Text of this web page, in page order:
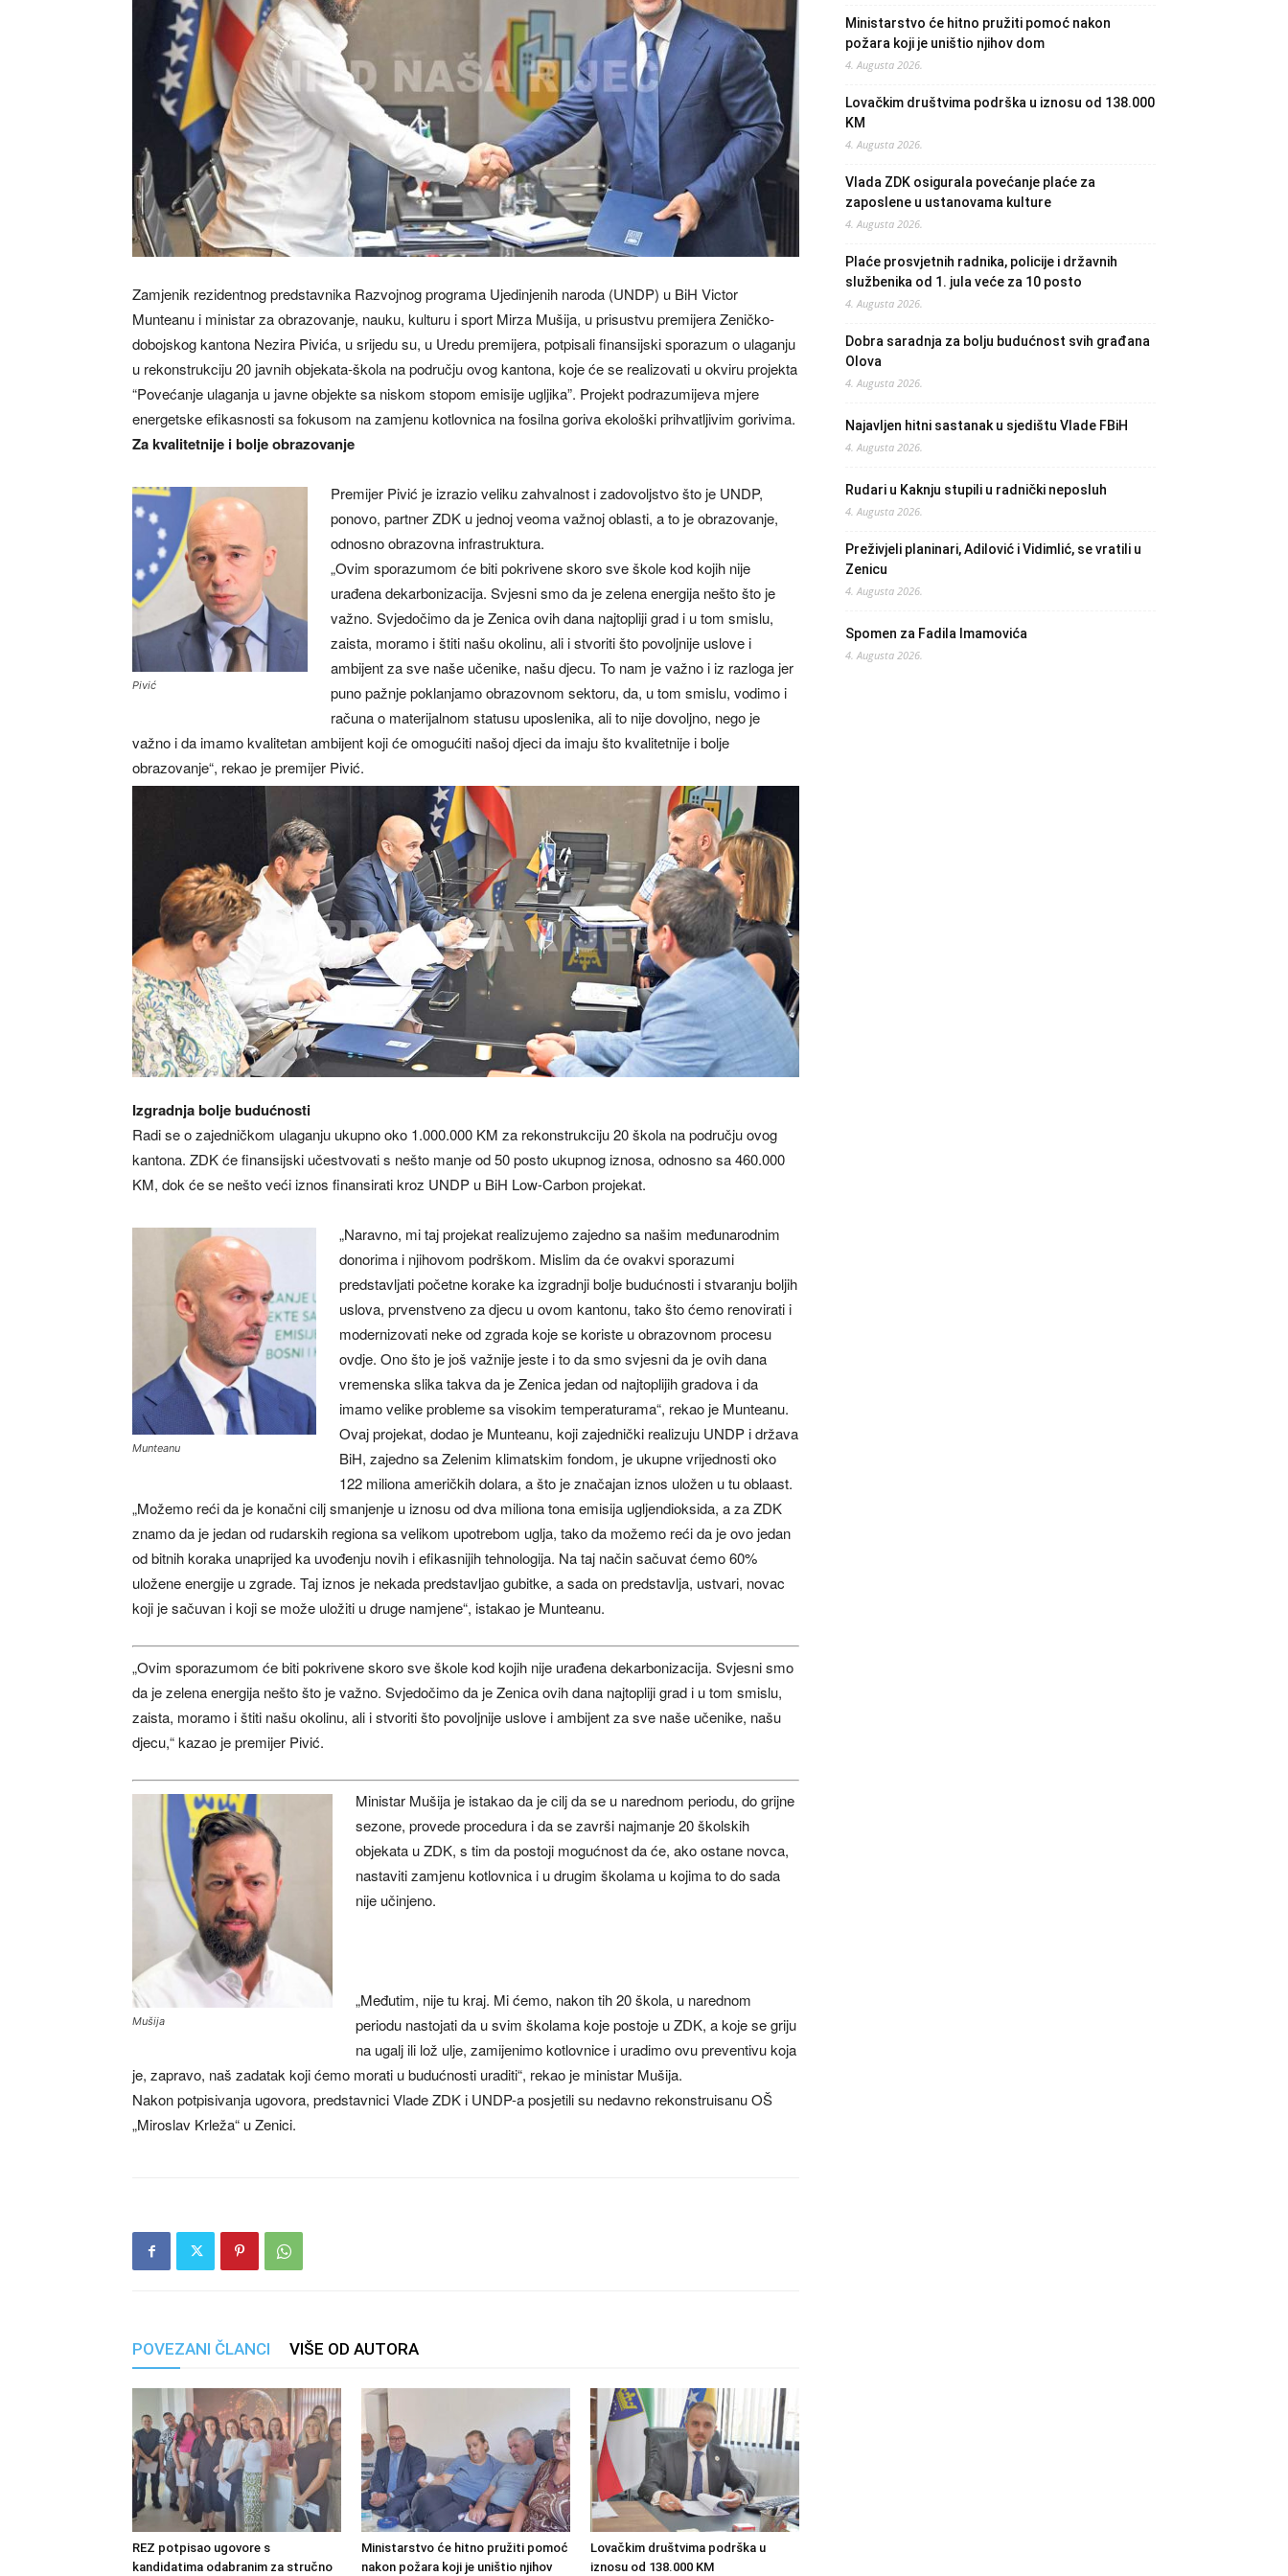
Zamjenik rezidentnog predstavnika Razvojnog programa Ujedinjenih naroda (UNDP) u BiH Victor
Munteanu i ministar za obrazovanje, nauku, kulturu i sport Mirza Mušija, u prisustvu premijera Zeničko-
dobojskog kantona Nezira Pivića, u srijedu su, u Uredu premijera, potpisali finansijski sporazum o ulaganju
u rekonstrukciju 20 javnih objekata-škola na području ovog kantona, koje će se realizovati u okviru projekta
“Povećanje ulaganja u javne objekte sa niskom stopom emisije ugljika”. Projekt podrazumijeva mjere
energetske efikasnosti sa fokusom na zamjenu kotlovnica na fosilna goriva ekološki prihvatljivim gorivima.
Za kvalitetnije i bolje obrazovanje
Pivić
Premijer Pivić je izrazio veliku zahvalnost i zadovoljstvo što je UNDP,
ponovo, partner ZDK u jednoj veoma važnoj oblasti, a to je obrazovanje,
odnosno obrazovna infrastruktura.
„Ovim sporazumom će biti pokrivene skoro sve škole kod kojih nije
urađena dekarbonizacija. Svjesni smo da je zelena energija nešto što je
važno. Svjedočimo da je Zenica ovih dana najtopliji grad i u tom smislu,
zaista, moramo i štiti našu okolinu, ali i stvoriti što povoljnije uslove i
ambijent za sve naše učenike, našu djecu. To nam je važno i iz razloga jer
puno pažnje poklanjamo obrazovnom sektoru, da, u tom smislu, vodimo i
računa o materijalnom statusu uposlenika, ali to nije dovoljno, nego je
važno i da imamo kvalitetan ambijent koji će omogućiti našoj djeci da imaju što kvalitetnije i bolje
obrazovanje“, rekao je premijer Pivić.
Izgradnja bolje budućnosti
Radi se o zajedničkom ulaganju ukupno oko 1.000.000 KM za rekonstrukciju 20 škola na području ovog
kantona. ZDK će finansijski učestvovati s nešto manje od 50 posto ukupnog iznosa, odnosno sa 460.000
KM, dok će se nešto veći iznos finansirati kroz UNDP u BiH Low-Carbon projekat.
Munteanu
„Naravno, mi taj projekat realizujemo zajedno sa našim međunarodnim
donorima i njihovom podrškom. Mislim da će ovakvi sporazumi
predstavljati početne korake ka izgradnji bolje budućnosti i stvaranju boljih
uslova, prvenstveno za djecu u ovom kantonu, tako što ćemo renovirati i
modernizovati neke od zgrada koje se koriste u obrazovnom procesu
ovdje. Ono što je još važnije jeste i to da smo svjesni da je ovih dana
vremenska slika takva da je Zenica jedan od najtoplijih gradova i da
imamo velike probleme sa visokim temperaturama“, rekao je Munteanu.
Ovaj projekat, dodao je Munteanu, koji zajednički realizuju UNDP i država
BiH, zajedno sa Zelenim klimatskim fondom, je ukupne vrijednosti oko
122 miliona američkih dolara, a što je značajan iznos uložen u tu oblaast.
„Možemo reći da je konačni cilj smanjenje u iznosu od dva miliona tona emisija ugljendioksida, a za ZDK
znamo da je jedan od rudarskih regiona sa velikom upotrebom uglja, tako da možemo reći da je ovo jedan
od bitnih koraka unaprijed ka uvođenju novih i efikasnijih tehnologija. Na taj način sačuvat ćemo 60%
uložene energije u zgrade. Taj iznos je nekada predstavljao gubitke, a sada on predstavlja, ustvari, novac
koji je sačuvan i koji se može uložiti u druge namjene“, istakao je Munteanu.
„Ovim sporazumom će biti pokrivene skoro sve škole kod kojih nije urađena dekarbonizacija. Svjesni smo
da je zelena energija nešto što je važno. Svjedočimo da je Zenica ovih dana najtopliji grad i u tom smislu,
zaista, moramo i štiti našu okolinu, ali i stvoriti što povoljnije uslove i ambijent za sve naše učenike, našu
djecu,“ kazao je premijer Pivić.
Mušija
Ministar Mušija je istakao da je cilj da se u narednom periodu, do grijne
sezone, provede procedura i da se završi najmanje 20 školskih
objekata u ZDK, s tim da postoji mogućnost da će, ako ostane novca,
nastaviti zamjenu kotlovnica i u drugim školama u kojima to do sada
nije učinjeno.
„Međutim, nije tu kraj. Mi ćemo, nakon tih 20 škola, u narednom
periodu nastojati da u svim školama koje postoje u ZDK, a koje se griju
na ugalj ili lož ulje, zamijenimo kotlovnice i uradimo ovu preventivu koja
je, zapravo, naš zadatak koji ćemo morati u budućnosti uraditi“, rekao je ministar Mušija.
Nakon potpisivanja ugovora, predstavnici Vlade ZDK i UNDP-a posjetili su nedavno rekonstruisanu OŠ
„Miroslav Krleža“ u Zenici.
POVEZANI ČLANCI VIŠE OD AUTORA
REZ potpisao ugovore s
kandidatima odabranim za stručno
Ministarstvo će hitno pružiti pomoć
nakon požara koji je uništio njihov
Lovačkim društvima podrška u
iznosu od 138.000 KM
Ministarstvo će hitno pružiti pomoć nakon
požara koji je uništio njihov dom
4. Augusta 2026.
Lovačkim društvima podrška u iznosu od 138.000
KM
4. Augusta 2026.
Vlada ZDK osigurala povećanje plaće za
zaposlene u ustanovama kulture
4. Augusta 2026.
Plaće prosvjetnih radnika, policije i državnih
službenika od 1. jula veće za 10 posto
4. Augusta 2026.
Dobra saradnja za bolju budućnost svih građana
Olova
4. Augusta 2026.
Najavljen hitni sastanak u sjedištu Vlade FBiH
4. Augusta 2026.
Rudari u Kaknju stupili u radnički neposluh
4. Augusta 2026.
Preživjeli planinari, Adilović i Vidimlić, se vratili u
Zenicu
4. Augusta 2026.
Spomen za Fadila Imamovića
4. Augusta 2026.